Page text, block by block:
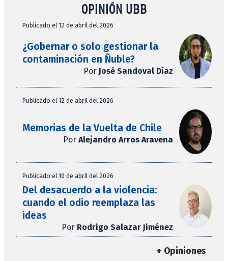
OPINIÓN UBB
Publicado el 12 de abril del 2026
¿Gobernar o solo gestionar la
contaminación en Ñuble?
Por José Sandoval Díaz
Publicado el 12 de abril del 2026
Memorias de la Vuelta de Chile
Por Alejandro Arros Aravena
Publicado el 10 de abril del 2026
Del desacuerdo a la violencia:
cuando el odio reemplaza las
ideas
Por Rodrigo Salazar Jiménez
+ Opiniones